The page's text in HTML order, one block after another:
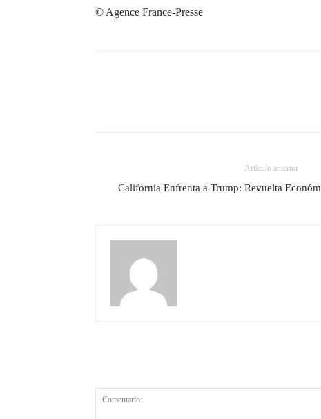
© Agence France-Presse
Artículo anterior
California Enfrenta a Trump: Revuelta